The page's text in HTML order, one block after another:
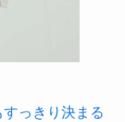
っきり決まる